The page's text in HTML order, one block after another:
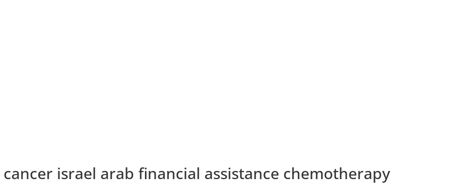
israel arab financial assistance chemotherapy